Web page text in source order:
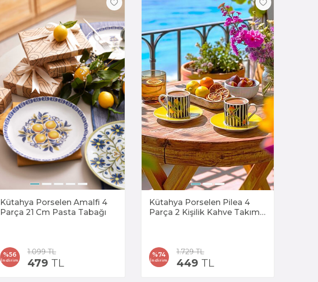
Kütahya Porselen Amalfi 4
Parça 21 Cm Pasta Tabağı
%56
İndirim
1.099TL
479 TL
Kütahya Porselen Pilea 4
Parça 2 Kişilik Kahve Takımı
%74
İndirim
1.729TL
449 TL